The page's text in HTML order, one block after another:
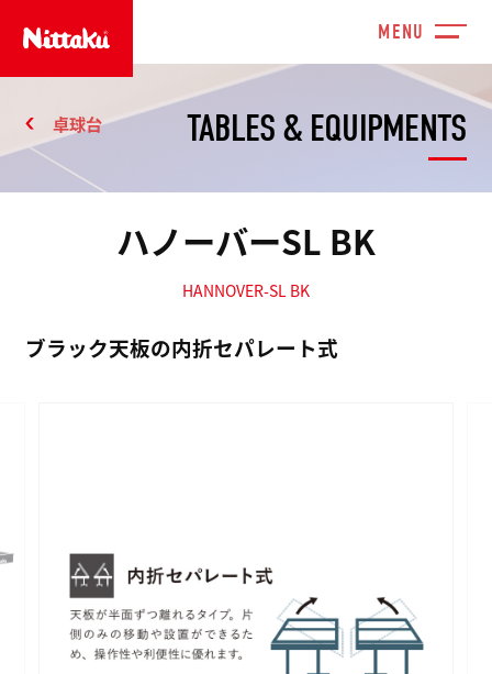
TABLES & EQUIPMENTS
卓球台
ハノーバーSL BK
HANNOVER-SL BK
ブラック天板の内折セパレート式